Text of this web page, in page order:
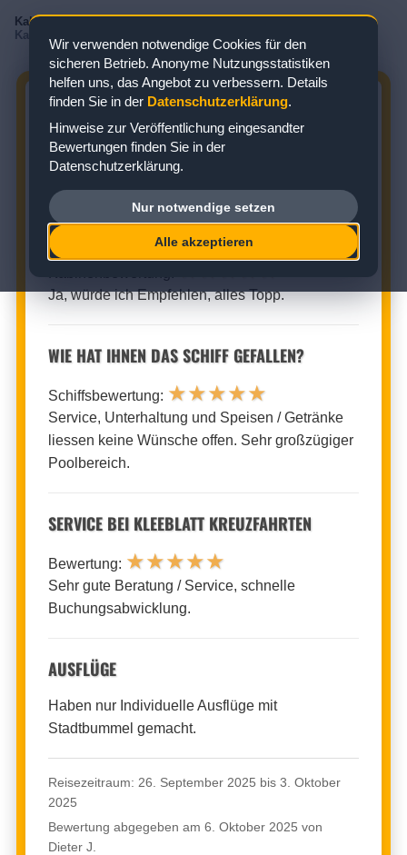
Kabinenbewertungen
Kabine 8222
MEIN SCHIFF 5 KABINE 8222:
BEWERTUNG ZUR BALKONKABINE
Zielgebiet: Mittelmeer
BALKONKABINE (KABINENNUMMER: 8222)
Ja, würde ich Empfehlen, alles Topp.
WIE HAT IHNEN DAS SCHIFF GEFALLEN?
Schiffsbewertung: ★★★★★
Service, Unterhaltung und Speisen / Getränke
liessen keine Wünsche offen. Sehr großzügiger
Poolbereich.
SERVICE BEI KLEEBLATT KREUZFAHRTEN
Bewertung: ★★★★★
Sehr gute Beratung / Service, schnelle
Buchungsabwicklung.
AUSFLÜGE
Haben nur Individuelle Ausflüge mit
Stadtbummel gemacht.
Reisezeitraum: 26. September 2025 bis 3. Oktober
2025
Bewertung abgegeben am 6. Oktober 2025 von
Dieter J.
Wir verwenden notwendige Cookies für den
sicheren Betrieb. Anonyme Nutzungsstatistiken
helfen uns, das Angebot zu verbessern. Details
finden Sie in der Datenschutzerklärung.
Hinweise zur Veröffentlichung eingesandter
Bewertungen finden Sie in der
Datenschutzerklärung.
Nur notwendige setzen
Alle akzeptieren